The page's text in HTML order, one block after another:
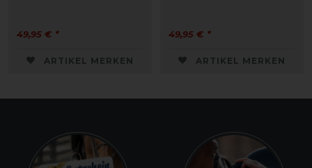
49,95 € *
ARTIKEL MERKEN
49,95 € *
ARTIKEL MERKEN